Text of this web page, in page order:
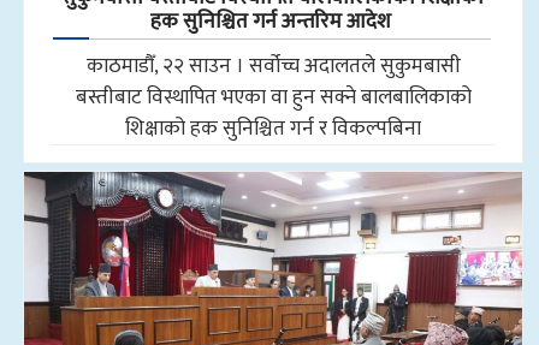
हक सुनिश्चित गर्न अन्तरिम आदेश
काठमाडौँ, २२ साउन । सर्वोच्च अदालतले सुकुमबासी
बस्तीबाट विस्थापित भएका वा हुन सक्ने बालबालिकाको
शिक्षाको हक सुनिश्चित गर्न र विकल्पबिना